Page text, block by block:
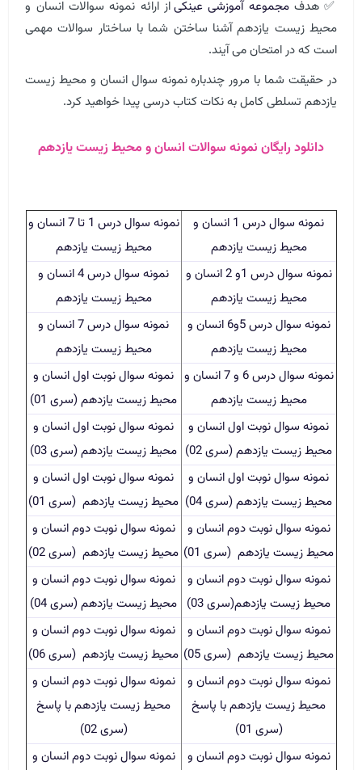
✅ هدف مجموعه آموزشی عینکیاز ارائه نمونه سوالات انسان و
محیط زیست یازدهم آشنا ساختن شما با ساختار سوالات مهمی
است که در امتحان می آیند.
در حقیقت شما با مرور چندباره نمونه سوال انسان و محیط زیست
یازدهم تسلطی کامل به نکات کتاب درسی پیدا خواهید کرد.
دانلود رایگان نمونه سوالات انسان و محیط زیست یازدهم
نمونه سوال درس 1 انسان و
محیط زیست یازدهم
نمونه سوال درس 1 تا 7 انسان و
محیط زیست یازدهم
نمونه سوال درس 1و 2 انسان و
محیط زیست یازدهم
نمونه سوال درس 4 انسان و
محیط زیست یازدهم
نمونه سوال درس 5و6 انسان و
محیط زیست یازدهم
نمونه سوال درس 7 انسان و
محیط زیست یازدهم
نمونه سوال درس 6 و 7 انسان و
محیط زیست یازدهم
نمونه سوال نوبت اول انسان و
محیط زیست یازدهم (سری 01)
نمونه سوال نوبت اول انسان و
محیط زیست یازدهم (سری 02)
نمونه سوال نوبت اول انسان و
محیط زیست یازدهم (سری 03)
نمونه سوال نوبت اول انسان و
محیط زیست یازدهم (سری 04)
نمونه سوال نوبت اول انسان و
محیط زیست یازدهم (سری 01)
نمونه سوال نوبت دوم انسان و
محیط زیست یازدهم (سری 01)
نمونه سوال نوبت دوم انسان و
محیط زیست یازدهم (سری 02)
نمونه سوال نوبت دوم انسان و
محیط زیست یازدهم(سری 03)
نمونه سوال نوبت دوم انسان و
محیط زیست یازدهم (سری 04)
نمونه سوال نوبت دوم انسان و
محیط زیست یازدهم (سری 05)
نمونه سوال نوبت دوم انسان و
محیط زیست یازدهم (سری 06)
نمونه سوال نوبت دوم انسان و
محیط زیست یازدهم با پاسخ
(سری 01)
نمونه سوال نوبت دوم انسان و
محیط زیست یازدهم با پاسخ
(سری 02)
نمونه سوال نوبت دوم انسان و
نمونه سوال نوبت دوم انسان و